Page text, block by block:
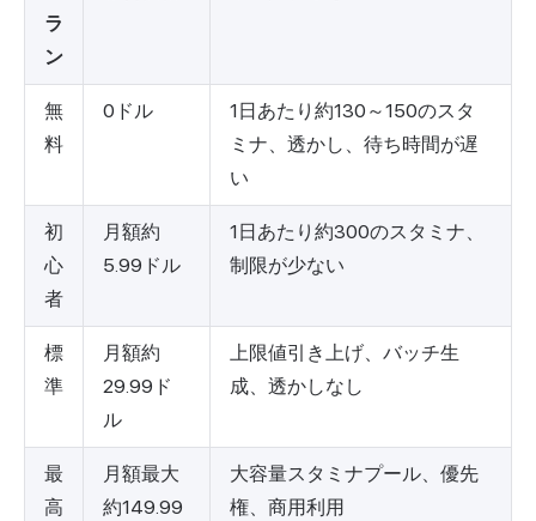
ラ
ン
無
料
0ドル
1日あたり約130～150のスタ
ミナ、透かし、待ち時間が遅
い
初
心
者
月額約
5.99ドル
1日あたり約300のスタミナ、
制限が少ない
標
準
月額約
29.99ド
ル
上限値引き上げ、バッチ生
成、透かしなし
最
高
月額最大
約149.99
大容量スタミナプール、優先
権、商用利用